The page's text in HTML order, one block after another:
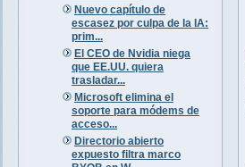
Nuevo capítulo de
escasez por culpa de la IA:
prim...
El CEO de Nvidia niega
que EE.UU. quiera
trasladar...
Microsoft elimina el
soporte para módems de
acceso...
Directorio abierto
expuesto filtra marco